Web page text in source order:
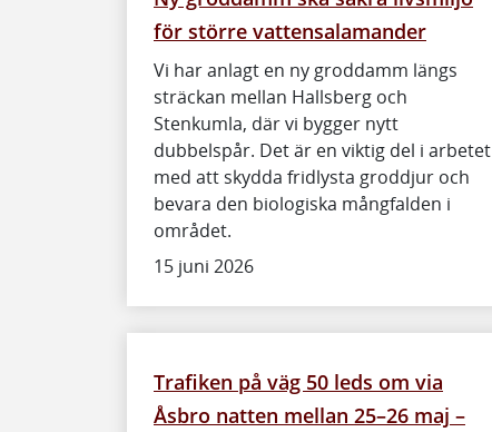
för större vattensalamander
Vi har anlagt en ny groddamm längs
sträckan mellan Hallsberg och
Stenkumla, där vi bygger nytt
dubbelspår. Det är en viktig del i arbetet
med att skydda fridlysta groddjur och
bevara den biologiska mångfalden i
området.
15 juni 2026
Trafiken på väg 50 leds om via
Åsbro natten mellan 25–26 maj –